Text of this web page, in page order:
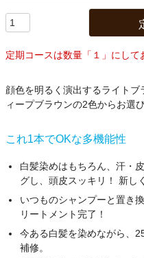
定期コースは数量「１」にして
顔色を明るく演出するライト
ィープブラウンの2色からお選
これ1本でOKな多機能性
白髪染めはもちろん、汗・
グし、頭皮スッキリ！ 新し
いつものシャンプーと置き
リートメント完了！
今ある白髪を染めながら、
補修。